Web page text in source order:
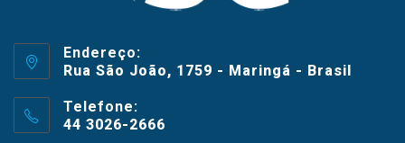
Endereço:
Rua São João, 1759 - Maringá - Brasil
Telefone:
44 3026-2666